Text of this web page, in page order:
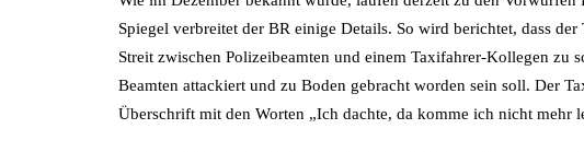
Spiegel verbreitet der BR einige Details. So wird berichtet, dass
Streit zwischen Polizeibeamten und einem Taxifahrer-Kollegen zu
Beamten attackiert und zu Boden gebracht worden sein soll. Der
Überschrift mit den Worten „Ich dachte, da komme ich nicht mehr